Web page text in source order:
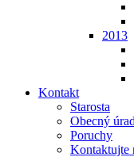
2013
Kontakt
Starosta
Obecný úrad
Poruchy
Kontaktujte